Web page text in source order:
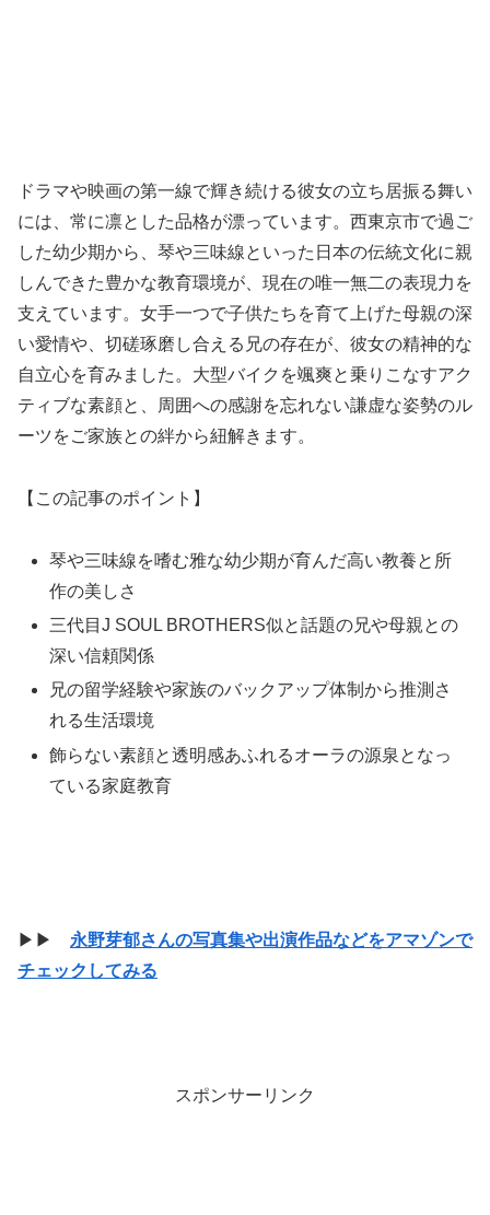
ドラマや映画の第一線で輝き続ける彼女の立ち居振る舞い
には、常に凛とした品格が漂っています。西東京市で過ご
した幼少期から、琴や三味線といった日本の伝統文化に親
しんできた豊かな教育環境が、現在の唯一無二の表現力を
支えています。女手一つで子供たちを育て上げた母親の深
い愛情や、切磋琢磨し合える兄の存在が、彼女の精神的な
自立心を育みました。大型バイクを颯爽と乗りこなすアク
ティブな素顔と、周囲への感謝を忘れない謙虚な姿勢のル
ーツをご家族との絆から紐解きます。
【この記事のポイント】
琴や三味線を嗜む雅な幼少期が育んだ高い教養と所
作の美しさ
三代目J SOUL BROTHERS似と話題の兄や母親との
深い信頼関係
兄の留学経験や家族のバックアップ体制から推測さ
れる生活環境
飾らない素顔と透明感あふれるオーラの源泉となっ
ている家庭教育
▶▶ 永野芽郁さんの写真集や出演作品などをアマゾンで
チェックしてみる
スポンサーリンク